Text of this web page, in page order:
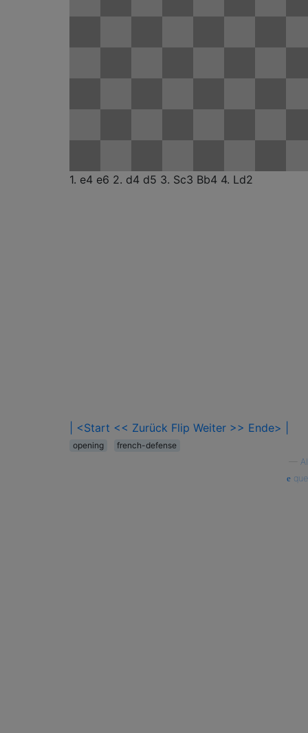
1. e4 e6 2. d4 d5 3. Sc3 Bb4 4. Ld2
| <Start << Zurück Flip Weiter >> Ende> |
opening
french-defense